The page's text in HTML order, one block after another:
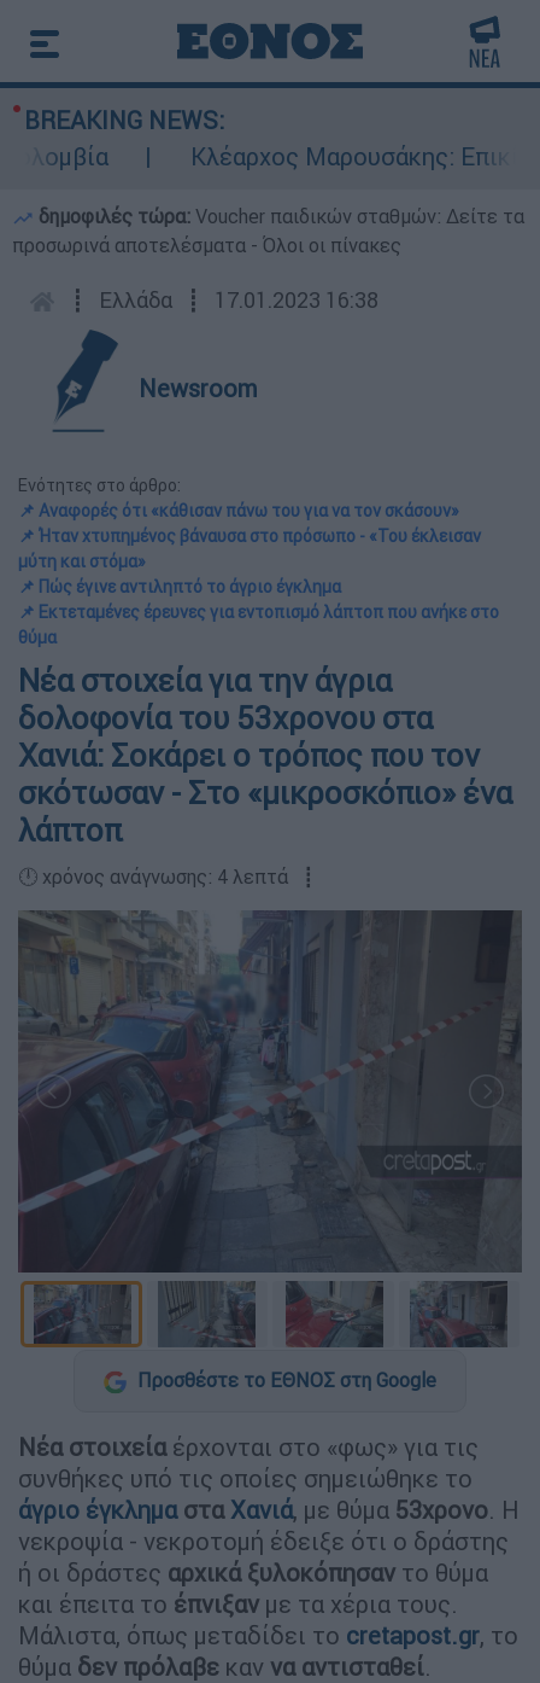
BREAKING NEWS:
Κλέαρχος Μαρουσάκης:
δημοφιλές τώρα: Voucher παιδικών σταθμών: Δείτε τα
προσωρινά αποτελέσματα - Όλοι οι πίνακες
┋ Ελλάδα ┋ 17.01.2023 16:38
Newsroom
Ενότητες στο άρθρο:
📌 Αναφορές ότι «κάθισαν πάνω του για να τον σκάσουν»
📌 Ήταν χτυπημένος βάναυσα στο πρόσωπο - «Του έκλεισαν
μύτη και στόμα»
📌 Πώς έγινε αντιληπτό το άγριο έγκλημα
📌 Εκτεταμένες έρευνες για εντοπισμό λάπτοπ που ανήκε στο
θύμα
Νέα στοιχεία για την άγρια
δολοφονία του 53χρονου στα
Χανιά: Σοκάρει ο τρόπος που τον
σκότωσαν - Στο «μικροσκόπιο» ένα
λάπτοπ
🕛 χρόνος ανάγνωσης: 4 λεπτά ┋
Προσθέστε το ΕΘΝΟΣ στη Google
Νέα στοιχείαέρχονται στο «φως» για τις
συνθήκες υπό τις οποίες σημειώθηκε το
άγριο έγκλημαστα Χανιά, με θύμα 53χρονο. Η
νεκροψία - νεκροτομή έδειξε ότι ο δράστης
ή οι δράστες αρχικά ξυλοκόπησαν το θύμα
και έπειτα το έπνιξαν με τα χέρια τους.
Μάλιστα, όπως μεταδίδει το cretapost.gr, το
θύμα δεν πρόλαβε καν να αντισταθεί.